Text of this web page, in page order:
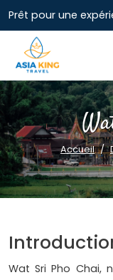
Prêt pour une
Accueil
Wat Sri Pho Chai,